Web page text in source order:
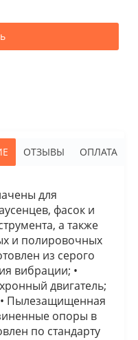
ОТЗЫВЫ ОПЛАТА
для
фасок и
а также
и полировочных
из серого
вибрации; •
двигатель;
• Пылезащищенная
опоры в
по стандарту